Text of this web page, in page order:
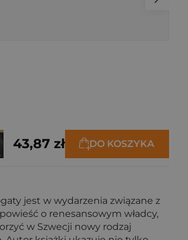
43,87 zł DO KOSZYKA
jest w wydarzenia związane z
o renesansowym władcy,
w Szwecji nowy rodzaj